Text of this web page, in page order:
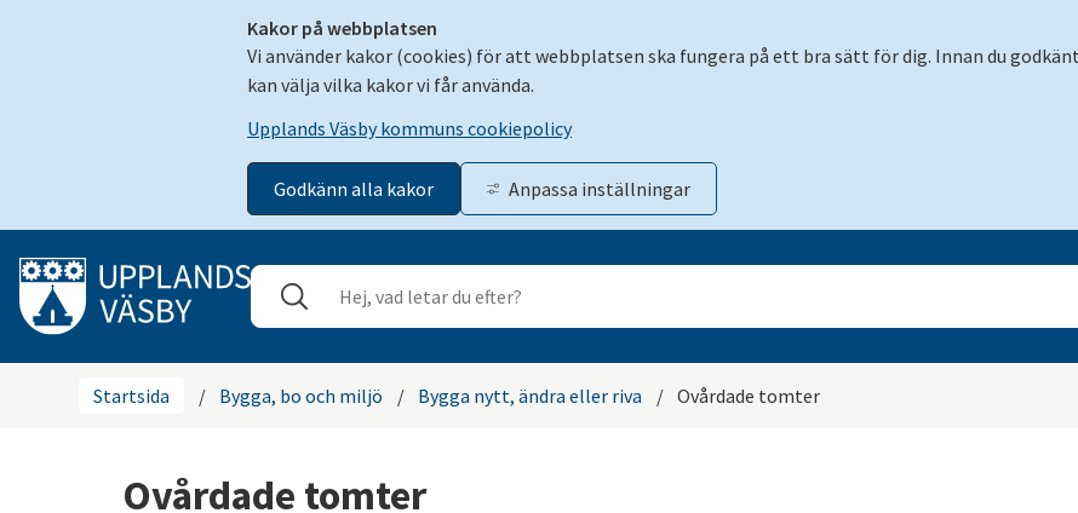
Kakor på webbplatsen
Vi använder kakor (cookies) för att webbplatsen ska fungera på ett bra sätt för dig. Innan du
kan välja vilka kakor vi får använda.
Upplands Väsby kommuns cookiepolicy
Godkänn alla kakor Anpassa inställningar
Gå till innehåll
Sök
Startsida / Bygga, bo och miljö / Bygga nytt, ändra eller riva / Ovårdade tomter
Ovårdade tomter